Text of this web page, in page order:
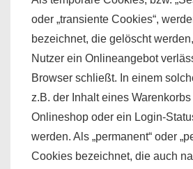
oder „transiente Cookies“,
bezeichnet, die gelöscht
Nutzer ein Onlineangebot
Browser schließt. In einem
z.B. der Inhalt eines
Onlineshop oder ein Login-
werden. Als „permanent“ oder
Cookies bezeichnet, die auch